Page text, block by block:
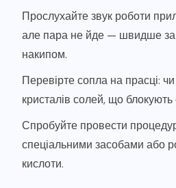
Прослухайте звук роботи
але пара не йде — швидше за
накипом.
Перевірте сопла на прасці:
кристалів солей, що блокують
Спробуйте провести
спеціальними засобами або
кислоти.